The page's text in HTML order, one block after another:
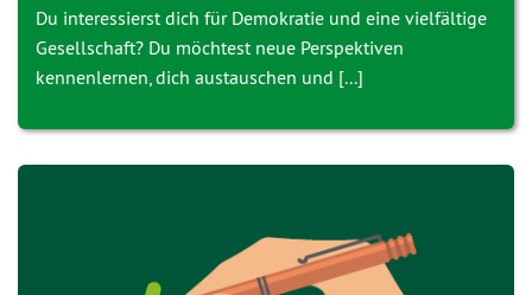
Du interessierst dich für Demokratie und eine vielfältige
Gesellschaft? Du möchtest neue Perspektiven
kennenlernen, dich austauschen und [...]